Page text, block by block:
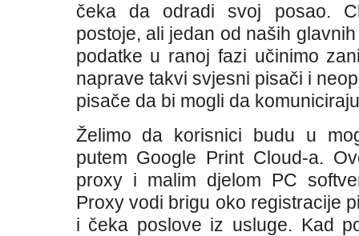
čeka da odradi svoj posao.
postoje, ali jedan od naših
podatke u ranoj fazi učinimo
naprave takvi svjesni pisači i
pisače da bi mogli da
Želimo da korisnici budu u
putem Google Print Cloud-a.
proxy i malim djelom PC
Proxy vodi brigu oko registracije
i čeka poslove iz usluge. Kad